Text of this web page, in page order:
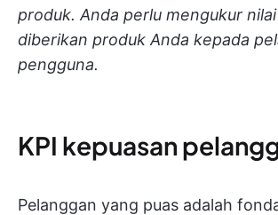
produk. Anda perlu mengukur
diberikan produk Anda kepada
pengguna.
KPI kepuasan
Pelanggan yang puas adalah